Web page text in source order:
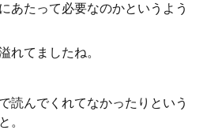
あたって必要なのかというよう
れてましたね。
読んでくれてなかったりという
。